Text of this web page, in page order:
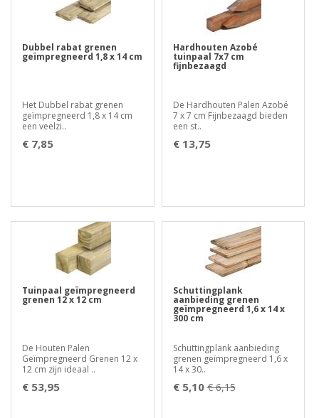
Dubbel rabat grenen
geïmpregneerd 1,8 x 14 cm
Het Dubbel rabat grenen
geïmpregneerd 1,8 x 14 cm
een veelzi..
€ 7,85
Hardhouten Azobé
tuinpaal 7x7 cm
fijnbezaagd
De Hardhouten Palen Azobé
7 x 7 cm Fijnbezaagd bieden
een st..
€ 13,75
Tuinpaal geïmpregneerd
grenen 12 x 12 cm
De Houten Palen
Geïmpregneerd Grenen 12 x
12 cm zijn ideaal ..
€ 53,95
Schuttingplank
aanbieding grenen
geïmpregneerd 1,6 x 14 x
300 cm
Schuttingplank aanbieding
grenen geïmpregneerd 1,6 x
14 x 30..
€ 5,10 € 6,15